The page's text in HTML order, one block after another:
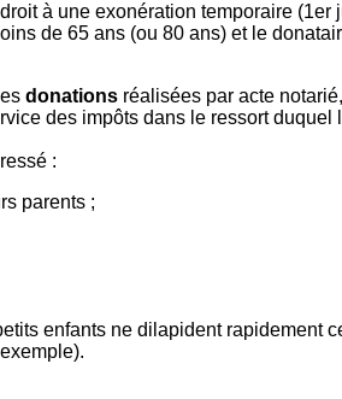
à une exonération temporaire (1er
de 65 ans (ou 80 ans) et le
donations réalisées par acte
des impôts dans le ressort duquel
:
parents ;
enfants ne dilapident rapidement